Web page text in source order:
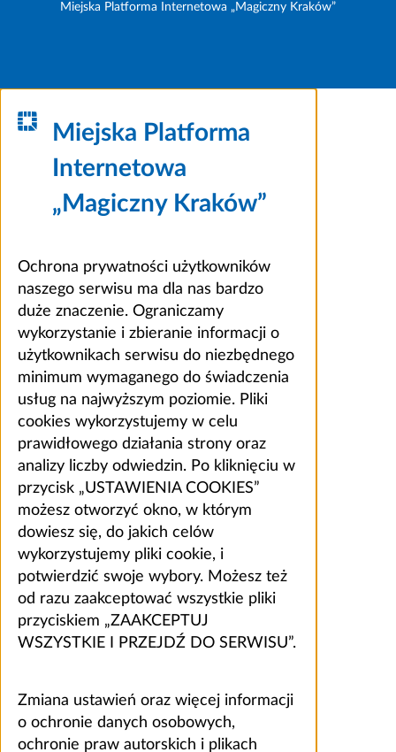
Miejska Platforma Internetowa „Magiczny Kraków”
Miejska Platforma
Internetowa
„Magiczny Kraków”
Ochrona prywatności użytkowników
naszego serwisu ma dla nas bardzo
duże znaczenie. Ograniczamy
wykorzystanie i zbieranie informacji o
użytkownikach serwisu do niezbędnego
minimum wymaganego do świadczenia
usług na najwyższym poziomie. Pliki
cookies wykorzystujemy w celu
prawidłowego działania strony oraz
analizy liczby odwiedzin. Po kliknięciu w
przycisk „USTAWIENIA COOKIES”
możesz otworzyć okno, w którym
dowiesz się, do jakich celów
wykorzystujemy pliki cookie, i
potwierdzić swoje wybory. Możesz też
od razu zaakceptować wszystkie pliki
przyciskiem „ZAAKCEPTUJ
WSZYSTKIE I PRZEJDŹ DO SERWISU”.
Zmiana ustawień oraz więcej informacji
o ochronie danych osobowych,
ochronie praw autorskich i plikach